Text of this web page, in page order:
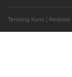
Tentang Kami Redaksi